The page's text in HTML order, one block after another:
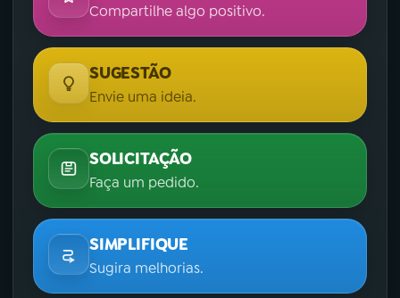
Compartilhe algo positivo.
SUGESTÃO
Envie uma ideia.
SOLICITAÇÃO
Faça um pedido.
SIMPLIFIQUE
Sugira melhorias.